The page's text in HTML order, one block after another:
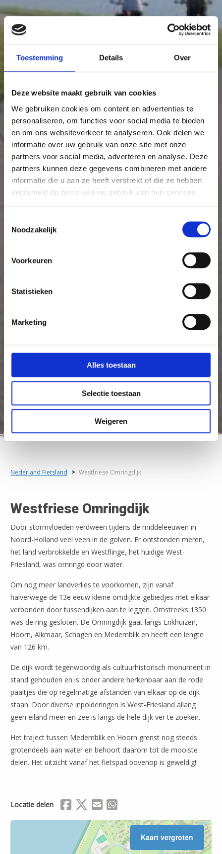
Toestemming Details Over
Deze website maakt gebruik van cookies
We gebruiken cookies om content en advertenties te
personaliseren, om functies voor social media te bieden
en om ons websiteverkeer te analyseren. Ook delen we
informatie over uw gebruik van onze site met onze
partners voor social media, adverteren en analyse. Deze
partners kunnen deze gegevens combineren met andere
informatie die u aan ze heeft verstrekt of die ze hebben
verzameld op basis van uw gebruik van hun services.
Noodzakelijk
Voorkeuren
Statistieken
Marketing
Alles toestaan
Selectie toestaan
Weigeren
Nederland Fietsland > Westfriese Omringdijk
Westfriese Omringdijk
Door stormvloeden verdween tijdens de middeleeuwen in
Noord-Holland veel veen in de golven. Er ontstonden meren,
het land verbrokkelde en Westflinge, het huidige West-
Friesland, was omringd door water.
Om nog meer landverlies te voorkomen, zijn vanaf
halverwege de 13e eeuw kleine omdijkte gebiedjes met elkaar
verbonden door tussendijken aan te leggen. Omstreeks 1350
was de ring gesloten. De Omringdijk gaat langs Enkhuizen,
Hoorn, Alkmaar, Schagen en Medemblik en heeft een lengte
van 126 km.
De dijk wordt tegenwoordig als cultuurhistorisch monument in
stand gehouden en is onder andere herkenbaar aan de rode
paaltjes die op regelmatige afstanden van elkaar op de dijk
staan. Door diverse inpolderingen is West-Friesland allang
geen eiland meer en zee is langs de hele dijk ver te zoeken.
Het traject tussen Medemblik en Hoorn grenst nog steeds
grotendeels aan water en behoort daarom tot de mooiste
delen. Het uitzicht vanaf het fietspad bovenop is geweldig!
Locatie delen Delen via Facebook
Delen via X (Twitter)
Delen via Mail
Kaart vergroten